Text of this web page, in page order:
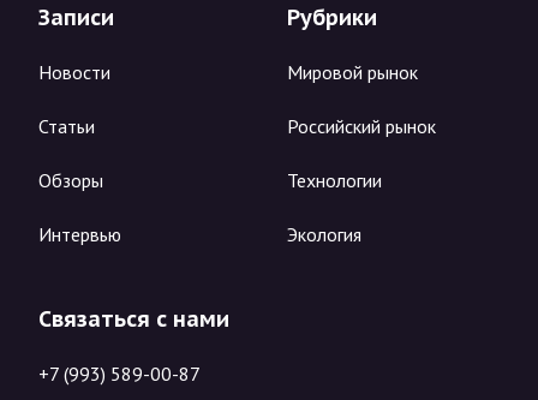
Записи
Новости
Статьи
Обзоры
Интервью
Рубрики
Мировой рынок
Российский рынок
Технологии
Экология
Связаться с нами
+7 (993) 589-00-87